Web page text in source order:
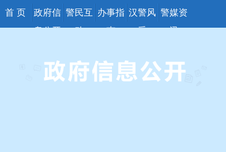
首 页
政府信
息公开
警民互
动
办事指
南
汉警风
采
警媒资
讯